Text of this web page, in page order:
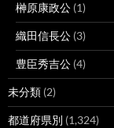
榊原康政公 (1)
織田信長公 (3)
豊臣秀吉公 (4)
未分類 (2)
都道府県別 (1,324)